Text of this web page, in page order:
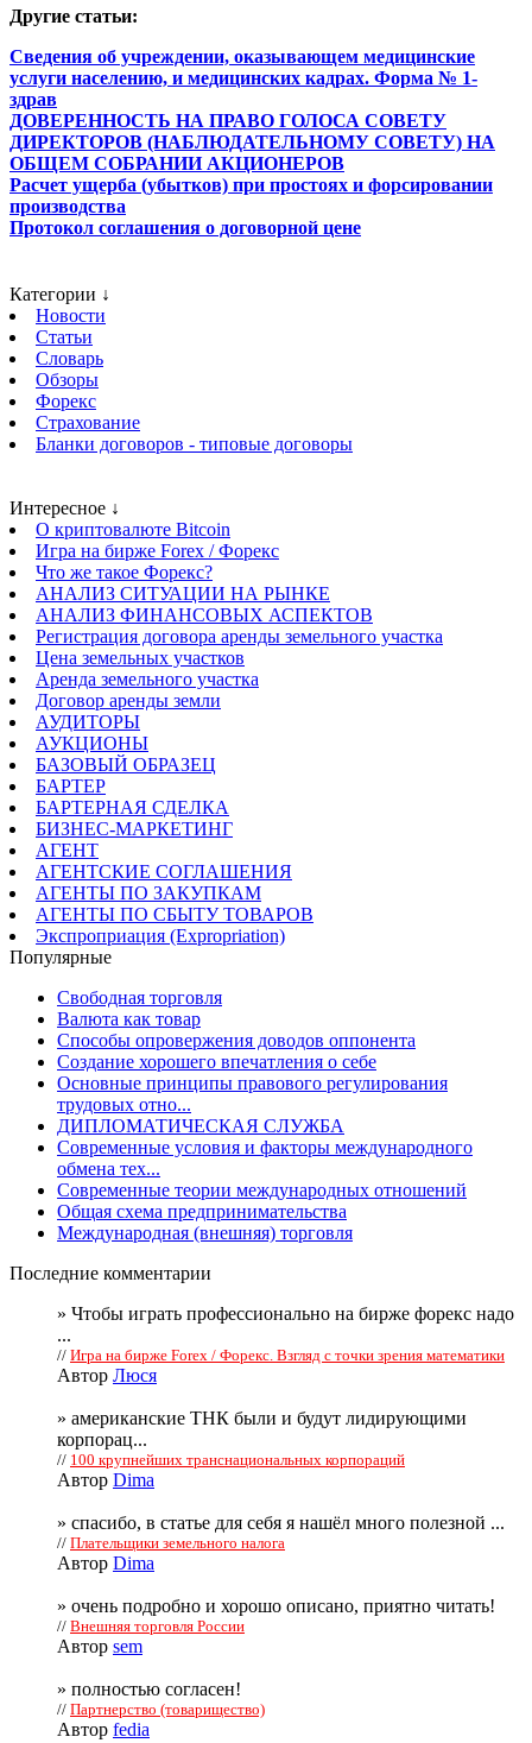
Другие статьи:
Сведения об учреждении, оказывающем медицинские
услуги населению, и медицинских кадрах. Форма № 1-
здрав
ДОВЕРЕННОСТЬ НА ПРАВО ГОЛОСА СОВЕТУ
ДИРЕКТОРОВ (НАБЛЮДАТЕЛЬНОМУ СОВЕТУ) НА
ОБЩЕМ СОБРАНИИ АКЦИОНЕРОВ
Расчет ущерба (убытков) при простоях и форсировании
производства
Протокол соглашения о договорной цене
Категории ↓
Новости
Статьи
Словарь
Обзоры
Форекс
Страхование
Бланки договоров - типовые договоры
Интересное ↓
О криптовалюте Bitcoin
Игра на бирже Forex / Форекс
Что же такое Форекс?
АНАЛИЗ СИТУАЦИИ НА РЫНКЕ
АНАЛИЗ ФИНАНСОВЫХ АСПЕКТОВ
Регистрация договора аренды земельного участка
Цена земельных участков
Аренда земельного участка
Договор аренды земли
АУДИТОРЫ
АУКЦИОНЫ
БАЗОВЫЙ ОБРАЗЕЦ
БАРТЕР
БАРТЕРНАЯ СДЕЛКА
БИЗНЕС-МАРКЕТИНГ
АГЕНТ
АГЕНТСКИЕ СОГЛАШЕНИЯ
АГЕНТЫ ПО ЗАКУПКАМ
АГЕНТЫ ПО СБЫТУ ТОВАРОВ
Экспроприация (Expropriation)
Популярные
Свободная торговля
Валюта как товар
Способы опровержения доводов оппонента
Создание хорошего впечатления о себе
Основные принципы правового регулирования
трудовых отно...
ДИПЛОМАТИЧЕСКАЯ СЛУЖБА
Современные условия и факторы международного
обмена тех...
Современные теории международных отношений
Общая схема предпринимательства
Международная (внешняя) торговля
Последние комментарии
» Чтобы играть профессионально на бирже форекс надо
...
// Игра на бирже Forex / Форекс. Взгляд с точки зрения математики
Автор Люся
» американские ТНК были и будут лидирующими
корпорац...
// 100 крупнейших транснациональных корпораций
Автор Dima
» спасибо, в статье для себя я нашёл много полезной ...
// Плательщики земельного налога
Автор Dima
» очень подробно и хорошо описано, приятно читать!
// Внешняя торговля России
Автор sem
» полностью согласен!
// Партнерство (товарищество)
Автор fedia